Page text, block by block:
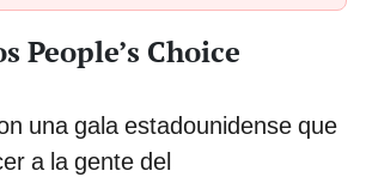
People’s Choice
una gala estadounidense que
a la gente del